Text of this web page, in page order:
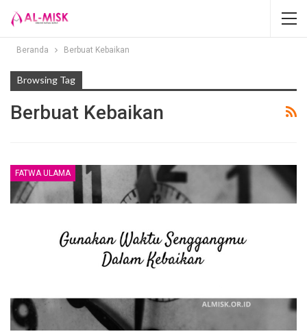
Beranda Berbuat Kebaikan
Browsing Tag
Berbuat Kebaikan
FATWA ULAMA